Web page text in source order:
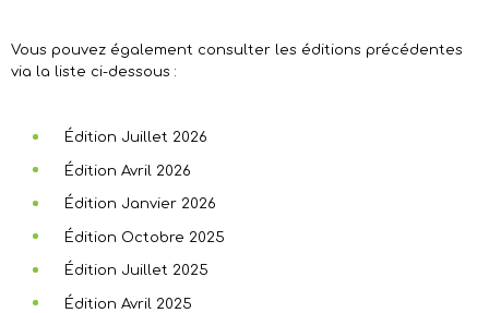
Vous pouvez également consulter les éditions précédentes
via la liste ci-dessous :
Édition Juillet 2026
Édition Avril 2026
Édition Janvier 2026
Édition Octobre 2025
Édition Juillet 2025
Édition Avril 2025